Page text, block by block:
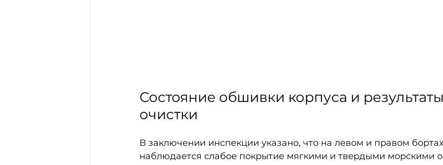
Состояние обшивки корпуса и результаты
очистки
В заключении инспекции указано, что на левом и правом бортах
наблюдается слабое покрытие мягкими и твердыми морскими